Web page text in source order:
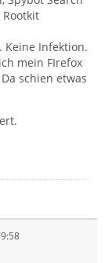
Keine Infektion.
mein FIrefox
schien etwas